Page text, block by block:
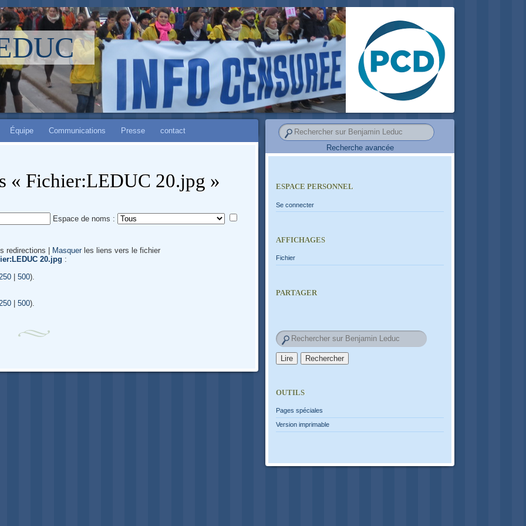
Équipe Communications Presse contact
« Fichier:LEDUC 20.jpg »
Espace de noms :
redirections | Masquerles liens vers le fichier
20.jpg :
| 500).
| 500).
Recherche avancée
ESPACE PERSONNEL
Se connecter
AFFICHAGES
Fichier
PARTAGER
OUTILS
Pages spéciales
Version imprimable